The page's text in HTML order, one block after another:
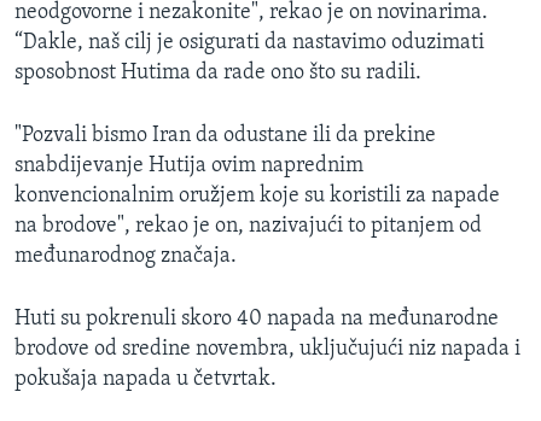
neodgovorne i nezakonite", rekao je on novinarima.
“Dakle, naš cilj je osigurati da nastavimo oduzimati
sposobnost Hutima da rade ono što su radili.
"Pozvali bismo Iran da odustane ili da prekine
snabdijevanje Hutija ovim naprednim
konvencionalnim oružjem koje su koristili za napade
na brodove", rekao je on, nazivajući to pitanjem od
međunarodnog značaja.
Huti su pokrenuli skoro 40 napada na međunarodne
brodove od sredine novembra, uključujući niz napada i
pokušaja napada u četvrtak.